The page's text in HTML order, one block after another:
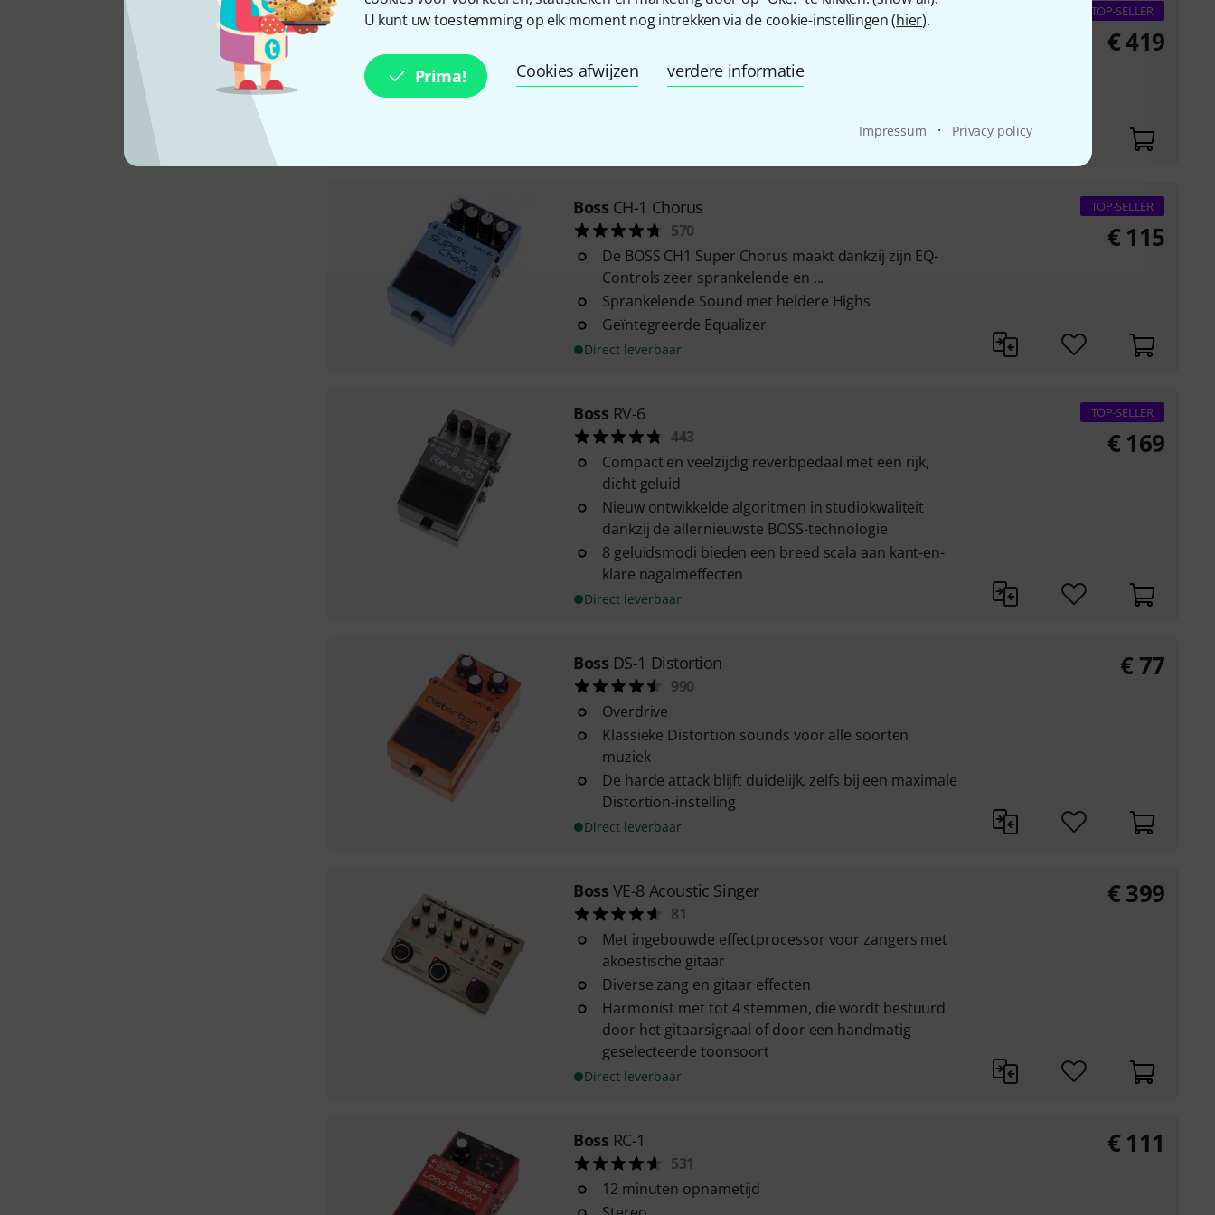
U kunt uw toestemming op elk moment nog intrekken via de cookie-instellingen (hier).
Prima! Cookies afwijzen verdere informatie
Impressum · Privacy policy
Boss Katana 100 Gen 3
Kanalen: 4
Vermogen: 100 W
TOP-SELLER
€419
Boss CH-1 Chorus
570
De BOSS CH1 Super Chorus maakt dankzij zijn EQ-
Controls zeer sprankelende en ...
Sprankelende Sound met heldere Highs
Geïntegreerde Equalizer
Direct leverbaar
TOP-SELLER
€ 115
Boss RV-6
443
Compact en veelzijdig reverbpedaal met een rijk,
dicht geluid
Nieuw ontwikkelde algoritmen in studiokwaliteit
dankzij de allernieuwste BOSS-technologie
8 geluidsmodi bieden een breed scala aan kant-en-
klare nagalmeffecten
Direct leverbaar
TOP-SELLER
€ 169
Boss DS-1 Distortion
990
Overdrive
Klassieke Distortion sounds voor alle soorten
muziek
De harde attack blijft duidelijk, zelfs bij een maximale
Distortion-instelling
Direct leverbaar
€ 77
Boss VE-8 Acoustic Singer
81
Met ingebouwde effectprocessor voor zangers met
akoestische gitaar
Diverse zang en gitaar effecten
Harmonist met tot 4 stemmen, die wordt bestuurd
door het gitaarsignaal of door een handmatig
geselecteerde toonsoort
Direct leverbaar
€399
Boss RC-1
531
12 minuten opnametijd
€ 111